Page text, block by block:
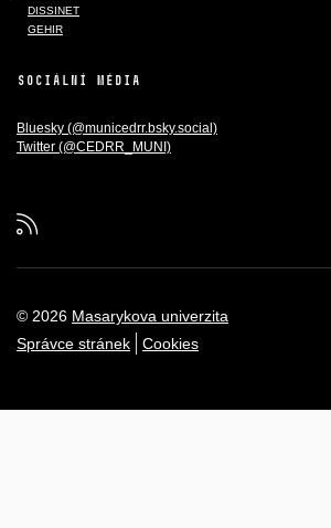
DISSINET
GEHIR
SOCIÁLNÍ MÉDIA
Bluesky (@municedrr.bsky.social)
Twitter (@CEDRR_MUNI)
© 2026 Masarykova univerzita
Správce stránek
Cookies
RSS